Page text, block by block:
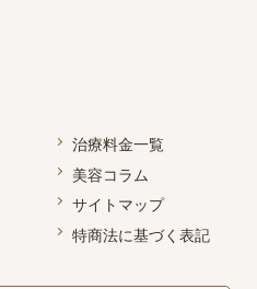
治療料金一覧
美容コラム
サイトマップ
特商法に基づく表記